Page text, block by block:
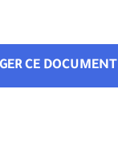
CE DOCUMENT